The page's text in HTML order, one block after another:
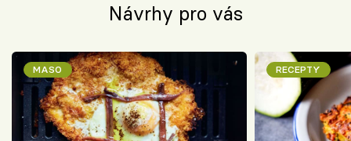
Návrhy pro vás
MASO RECEPTY